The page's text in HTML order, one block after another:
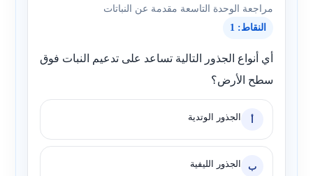
مراجعة الوحدة التاسعة مقدمة عن النباتات
النقاط: 1
أي أنواع الجذور التالية تساعد على تدعيم النبات فوق
سطح الأرض؟
أ الجذور الوتدية
ب الجذور الليفية